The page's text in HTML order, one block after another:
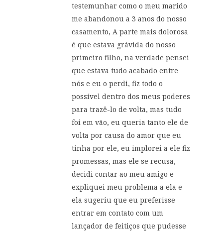
testemunhar como o meu marido
me abandonou a 3 anos do nosso
casamento, A parte mais dolorosa
é que estava grávida do nosso
primeiro filho, na verdade pensei
que estava tudo acabado entre
nós e eu o perdi, fiz todo o
possível dentro dos meus poderes
para trazê-lo de volta, mas tudo
foi em vão, eu queria tanto ele de
volta por causa do amor que eu
tinha por ele, eu implorei a ele fiz
promessas, mas ele se recusa,
decidi contar ao meu amigo e
expliquei meu problema a ela e
ela sugeriu que eu preferisse
entrar em contato com um
lançador de feitiços que pudesse